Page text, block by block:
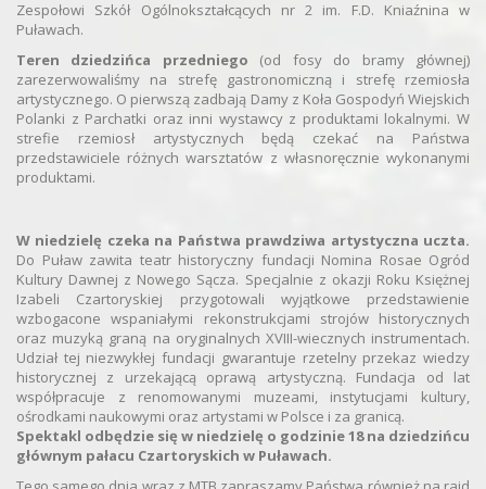
Zespołowi Szkół Ogólnokształcących nr 2 im. F.D. Kniaźnina w
Puławach.
Teren dziedzińca przedniego (od fosy do bramy głównej)
zarezerwowaliśmy na strefę gastronomiczną i strefę rzemiosła
artystycznego. O pierwszą zadbają Damy z Koła Gospodyń Wiejskich
Polanki z Parchatki oraz inni wystawcy z produktami lokalnymi. W
strefie rzemiosł artystycznych będą czekać na Państwa
przedstawiciele różnych warsztatów z własnoręcznie wykonanymi
produktami.
W niedzielę czeka na Państwa prawdziwa artystyczna uczta.
Do Puław zawita teatr historyczny fundacji Nomina Rosae Ogród
Kultury Dawnej z Nowego Sącza. Specjalnie z okazji Roku Księżnej
Izabeli Czartoryskiej przygotowali wyjątkowe przedstawienie
wzbogacone wspaniałymi rekonstrukcjami strojów historycznych
oraz muzyką graną na oryginalnych XVIII-wiecznych instrumentach.
Udział tej niezwykłej fundacji gwarantuje rzetelny przekaz wiedzy
historycznej z urzekającą oprawą artystyczną. Fundacja od lat
współpracuje z renomowanymi muzeami, instytucjami kultury,
ośrodkami naukowymi oraz artystami w Polsce i za granicą.
Spektakl odbędzie się w niedzielę o godzinie 18 na dziedzińcu
głównym pałacu Czartoryskich w Puławach.